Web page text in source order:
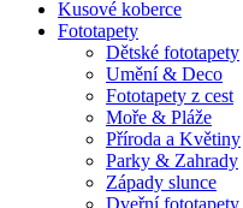
Kusové koberce
Fototapety
Dětské fototapety
Umění & Deco
Fototapety z cest
Moře & Pláže
Příroda a Květiny
Parky & Zahrady
Západy slunce
Dveřní fototapety